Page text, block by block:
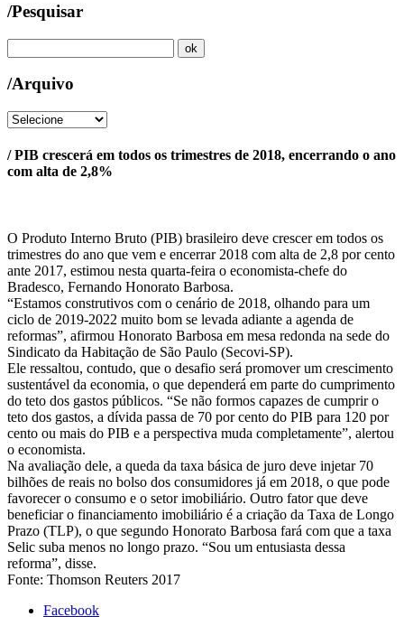
/Pesquisar
/Arquivo
/ PIB crescerá em todos os trimestres de 2018, encerrando o ano
com alta de 2,8%
O Produto Interno Bruto (PIB) brasileiro deve crescer em todos os
trimestres do ano que vem e encerrar 2018 com alta de 2,8 por cento
ante 2017, estimou nesta quarta-feira o economista-chefe do
Bradesco, Fernando Honorato Barbosa.
“Estamos construtivos com o cenário de 2018, olhando para um
ciclo de 2019-2022 muito bom se levada adiante a agenda de
reformas”, afirmou Honorato Barbosa em mesa redonda na sede do
Sindicato da Habitação de São Paulo (Secovi-SP).
Ele ressaltou, contudo, que o desafio será promover um crescimento
sustentável da economia, o que dependerá em parte do cumprimento
do teto dos gastos públicos. “Se não formos capazes de cumprir o
teto dos gastos, a dívida passa de 70 por cento do PIB para 120 por
cento ou mais do PIB e a perspectiva muda completamente”, alertou
o economista.
Na avaliação dele, a queda da taxa básica de juro deve injetar 70
bilhões de reais no bolso dos consumidores já em 2018, o que pode
favorecer o consumo e o setor imobiliário. Outro fator que deve
beneficiar o financiamento imobiliário é a criação da Taxa de Longo
Prazo (TLP), o que segundo Honorato Barbosa fará com que a taxa
Selic suba menos no longo prazo. “Sou um entusiasta dessa
reforma”, disse.
Fonte: Thomson Reuters 2017
Facebook